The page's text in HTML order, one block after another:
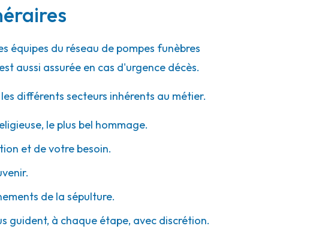
équipes du réseau de pompes funèbres
aussi assurée en cas d'urgence décès.
différents secteurs inhérents au métier.
le plus bel hommage.
et de votre besoin.
de la sépulture.
guident, à chaque étape, avec discrétion.